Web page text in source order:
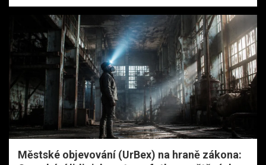
Městské objevování (UrBex) na hraně zákona: